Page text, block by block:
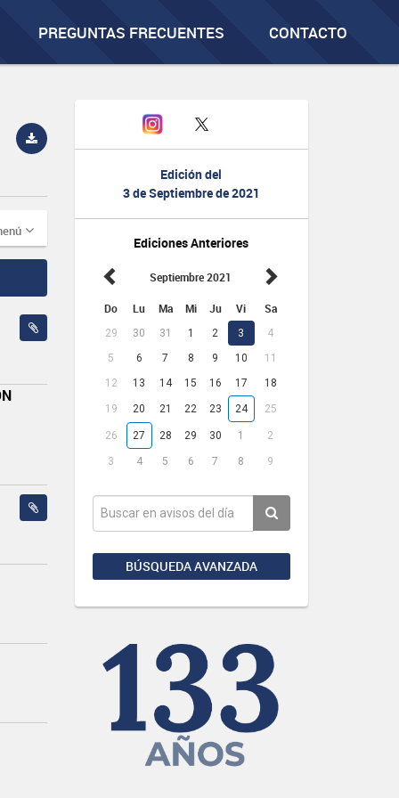
PREGUNTAS FRECUENTES CONTACTO
Edición del
3 de Septiembre de 2021
Ediciones Anteriores
Septiembre 2021
Do Lu Ma Mi Ju Vi Sa
29 30 31 1 2 3
4
5
6 7 8 9 10
11
12
13 14 15 16 17 18
19 20 21 22 23 24 25
26 27 28 29 30 1 2
3 4 5 6 7 8 9
BÚSQUEDA AVANZADA